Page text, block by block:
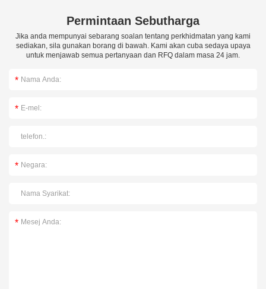
Permintaan Sebutharga
Jika anda mempunyai sebarang soalan tentang perkhidmatan yang kami
sediakan, sila gunakan borang di bawah. Kami akan cuba sedaya upaya
untuk menjawab semua pertanyaan dan RFQ dalam masa 24 jam.